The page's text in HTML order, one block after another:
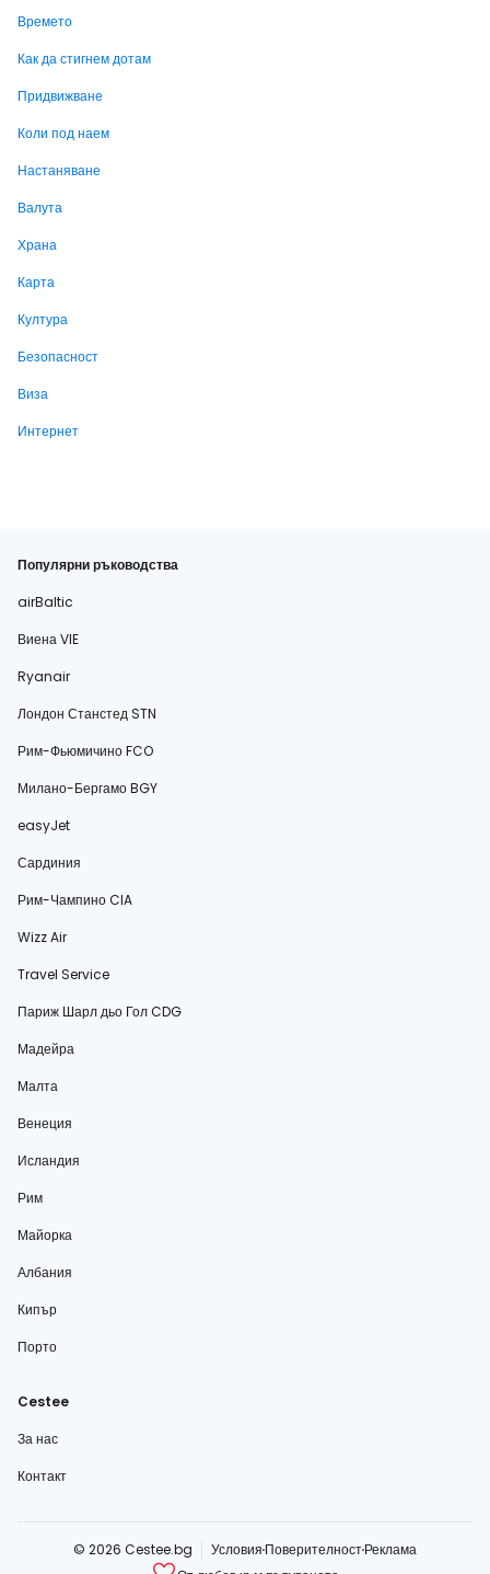
Времето
Как да стигнем дотам
Придвижване
Коли под наем
Настаняване
Валута
Храна
Карта
Култура
Безопасност
Виза
Интернет
Популярни ръководства
airBaltic
Виена VIE
Ryanair
Лондон Станстед STN
Рим-Фьюмичино FCO
Милано-Бергамо BGY
easyJet
Сардиния
Рим-Чампино CIA
Wizz Air
Travel Service
Париж Шарл дьо Гол CDG
Мадейра
Малта
Венеция
Исландия
Рим
Майорка
Албания
Кипър
Порто
Cestee
За нас
Контакт
© 2026 Cestee.bg Условия ПоверителностРеклама